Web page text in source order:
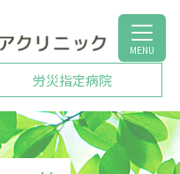
労災指定病院
MENU